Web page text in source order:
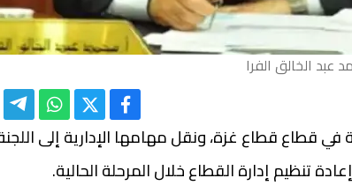
عبد الخالق الفرا
قطاع قطاع غزة، ونقل مهامها الإدارية إلى
تنظيم إدارة القطاع خلال المرحلة الحالية.